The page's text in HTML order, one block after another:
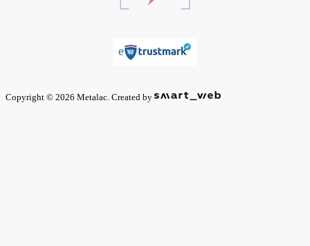
Copyright © 2026 Metalac. Created by